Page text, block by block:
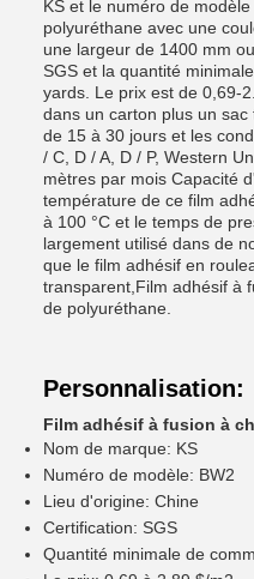
KS et le numéro de
polyuréthane avec une
une largeur de 1400 mm
SGS et la quantité
yards. Le prix est de 0,69-
dans un carton plus un
de 15 à 30 jours et les
/ C, D / A, D / P, Western
mètres par mois Capacité
température de ce film
à 100 °C et le temps de
largement utilisé dans de
que le film adhésif en
transparent,Film adhésif à
de polyuréthane.
Personnalisation:
Film adhésif à fusion à
Nom de marque: KS
Numéro de modèle: BW2
Lieu d'origine: Chine
Certification: SGS
Quantité minimale de